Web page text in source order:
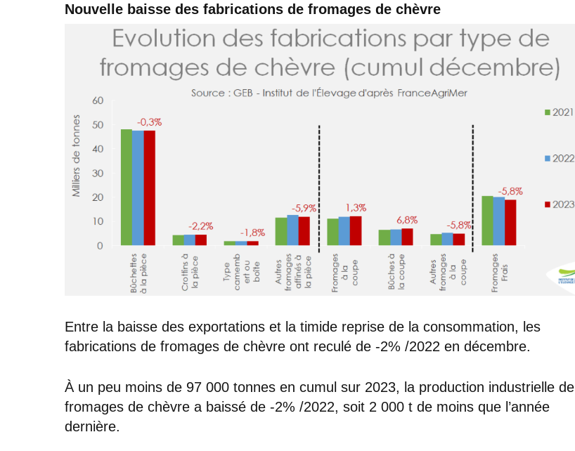
Nouvelle baisse des fabrications de fromages de chèvre
Entre la baisse des exportations et la timide reprise de la consommation, les
fabrications de fromages de chèvre ont reculé de -2% /2022 en décembre.
À un peu moins de 97 000 tonnes en cumul sur 2023, la production industrielle de
fromages de chèvre a baissé de -2% /2022, soit 2 000 t de moins que l’année
dernière.